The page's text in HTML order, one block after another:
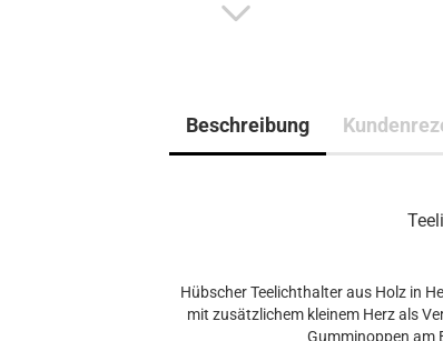
Beschreibung
Hübscher Teelichthalter aus Holz in
mit zusätzlichem kleinem Herz als
Gumminoppen am